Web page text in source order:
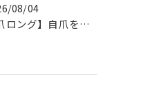
08/04
【自爪ロング】自爪を美しく！透け感ニュアンス×ビジューの綺麗めネイル💎